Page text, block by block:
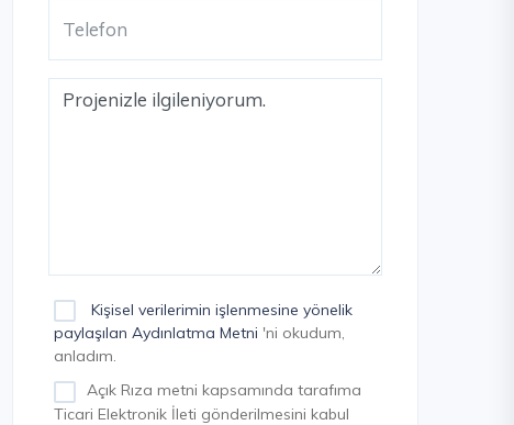
Kişisel verilerimin işlenmesine yönelik
paylaşılan Aydınlatma Metni 'ni okudum,
anladım.
Açık Rıza metni kapsamında tarafıma
Ticari Elektronik İleti gönderilmesini kabul